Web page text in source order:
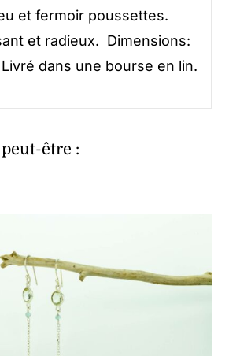
et fermoir poussettes.
et radieux. Dimensions:
dans une bourse en lin.
être :